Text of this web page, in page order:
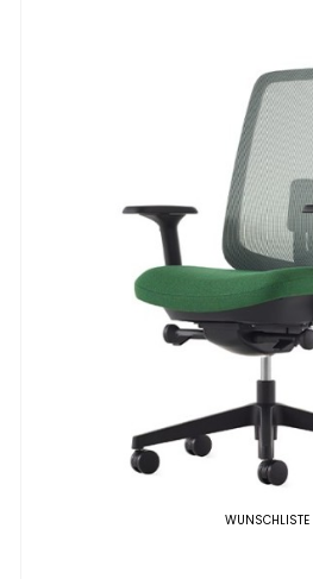
WUNSCHLISTE